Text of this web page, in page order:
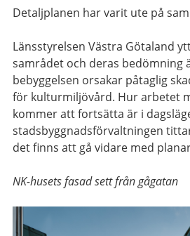
Detaljplanen har varit ute på
Länsstyrelsen Västra Götaland
samrådet och deras bedömning
bebyggelsen orsakar påtaglig
för kulturmiljövård. Hur arbetet
kommer att fortsätta är i
stadsbyggnadsförvaltningen
det finns att gå vidare med
NK-husets fasad sett från gågatan